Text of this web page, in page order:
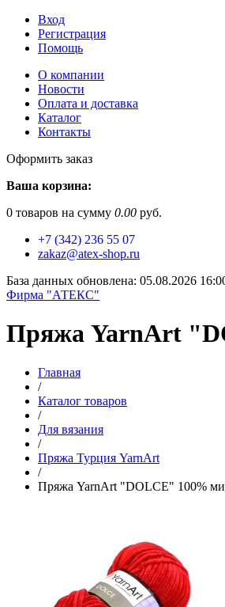
Вход
Регистрация
Помощь
О компании
Новости
Оплата и доставка
Каталог
Контакты
Оформить заказ
Ваша корзина:
0 товаров на сумму 0.00 руб.
+7 (342) 236 55 07
zakaz@atex-shop.ru
База данных обновлена: 05.08.2026
Фирма "АТЕКС"
Пряжа YarnArt
Главная
/
Каталог товаров
/
Для вязания
/
Пряжа Турция YarnArt
/
Пряжа YarnArt "DOLCE" 100%